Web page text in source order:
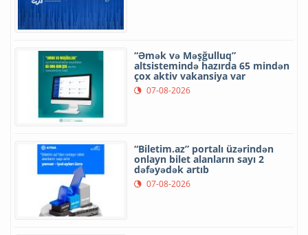
“Əmək və Məşğulluq”
altsistemində hazırda 65 mindən
çox aktiv vakansiya var
07-08-2026
“Biletim.az” portalı üzərindən
onlayn bilet alanların sayı 2
dəfəyədək artıb
07-08-2026